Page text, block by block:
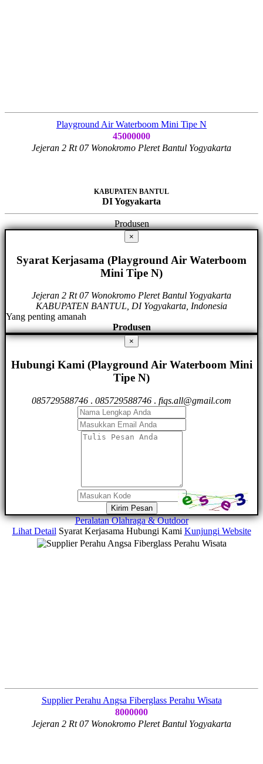
Playground Air Waterboom Mini Tipe N
45000000
Jejeran 2 Rt 07 Wonokromo Pleret Bantul Yogyakarta
KABUPATEN BANTUL
DI Yogyakarta
Produsen
×
Syarat Kerjasama (Playground Air Waterboom
Mini Tipe N)
Jejeran 2 Rt 07 Wonokromo Pleret Bantul Yogyakarta
KABUPATEN BANTUL, DI Yogyakarta, Indonesia
Yang penting amanah
Produsen
×
Hubungi Kami (Playground Air Waterboom Mini
Tipe N)
085729588746 . 085729588746 . fiqs.all@gmail.com
Kirim Pesan
Peralatan Olahraga & Outdoor
Lihat Detail Syarat Kerjasama Hubungi Kami Kunjungi Website
Supplier Perahu Angsa Fiberglass Perahu Wisata
8000000
Jejeran 2 Rt 07 Wonokromo Pleret Bantul Yogyakarta